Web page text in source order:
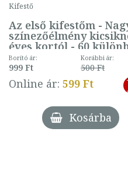
Kifestő
Az első kifestőm -
színezőélmény
éves kortól - 60
mintával (gombás)
Borító ár:
999 Ft
Korábbi ár:
500 Ft
Online ár: 599 Ft
Kosárba